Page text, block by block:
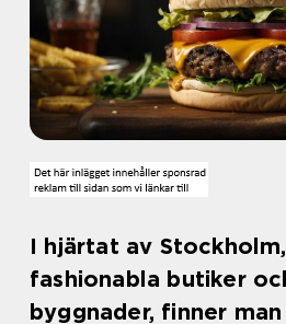
I hjärtat av
fashionabla butiker
byggnader, finner